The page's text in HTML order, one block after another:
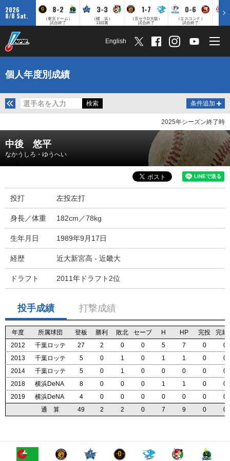
2026
8/8 Sat.
8-2
（東京ドーム）
試合終了
3-3
（横 浜）
11回裏
1-7
（京セラD大阪）
試合終了
0-6
（エスコンＦ）
試合終了
English
個人年度別成績
条件追加
2025年シーズン終了時
中後 悠平
なかうしろ・ゆうへい
投打 左投左打
身長／体重 182cm／78kg
生年月日 1989年9月17日
経歴 近大新宮高 - 近畿大
ドラフト 2011年ドラフト2位
投手成績 打撃成績
年度 所属球団 登板 勝利 敗北 セーブ H HP 完投
完封
2012
千葉ロッテ 27 2 0 0 5 7 0
0
2013
千葉ロッテ 5 0 1 0 1 1 0
0
2014
千葉ロッテ 5 0 1 0 0 0 0
0
2018
横浜DeNA 8 0 0 0 1 1 0
0
2019
横浜DeNA 4 0 0 0 0 0 0
0
通 算
49 2 2 0 7 9 0 0
年度 所属球団 登板 勝利 敗北 セーブ H HP 完投
完封
2012
千葉ロッテ 27 2 0 0 5 7 0
0
2013
千葉ロッテ 5 0 1 0 1 1 0
0
2014
千葉ロッテ 5 0 1 0 0 0 0
0
2018
横浜DeNA 8 0 0 0 1 1 0
0
2019
横浜DeNA 4 0 0 0 0 0 0
0
通 算
49 2 2 0 7 9 0 0
年度 所属球団 登板 勝利 敗北 セーブ H HP 完投
完封
2012
千葉ロッテ 27 2 0 0 5 7 0
0
2013
千葉ロッテ 5 0 1 0 1 1 0
0
2014
千葉ロッテ 5 0 1 0 0 0 0
0
2018
横浜DeNA 8 0 0 0 1 1 0
0
2019
横浜DeNA 4 0 0 0 0 0 0
0
通 算
49 2 2 0 7 9 0 0
年度 所属球団 登板 勝利 敗北 セーブ H HP 完投
完封
2012
千葉ロッテ 27 2 0 0 5 7 0
0
2013
千葉ロッテ 5 0 1 0 1 1 0
0
2014
千葉ロッテ 5 0 1 0 0 0 0
0
2018
横浜DeNA 8 0 0 0 1 1 0
0
2019
横浜DeNA 4 0 0 0 0 0 0
0
通 算
49 2 2 0 7 9 0 0